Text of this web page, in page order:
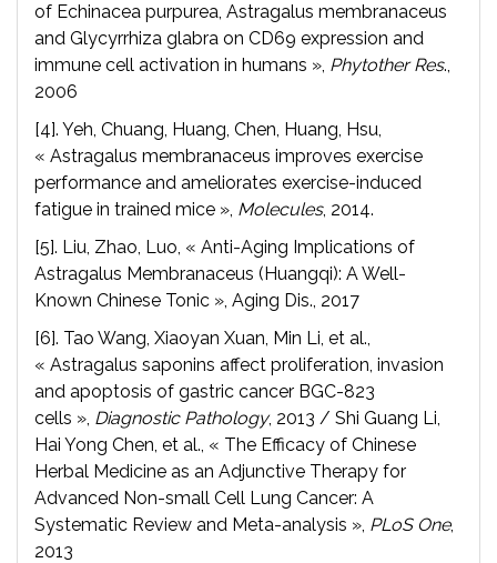
of Echinacea purpurea, Astragalus membranaceus
and Glycyrrhiza glabra on CD69 expression and
immune cell activation in humans », Phytother Res.,
2006
[4]. Yeh, Chuang, Huang, Chen, Huang, Hsu,
« Astragalus membranaceus improves exercise
performance and ameliorates exercise-induced
fatigue in trained mice », Molecules, 2014.
[5]. Liu, Zhao, Luo, « Anti-Aging Implications of
Astragalus Membranaceus (Huangqi): A Well-
Known Chinese Tonic », Aging Dis., 2017
[6]. Tao Wang, Xiaoyan Xuan, Min Li, et al.,
« Astragalus saponins affect proliferation, invasion
and apoptosis of gastric cancer BGC-823
cells », Diagnostic Pathology, 2013 / Shi Guang Li,
Hai Yong Chen, et al., « The Efficacy of Chinese
Herbal Medicine as an Adjunctive Therapy for
Advanced Non-small Cell Lung Cancer: A
Systematic Review and Meta-analysis », PLoS One,
2013